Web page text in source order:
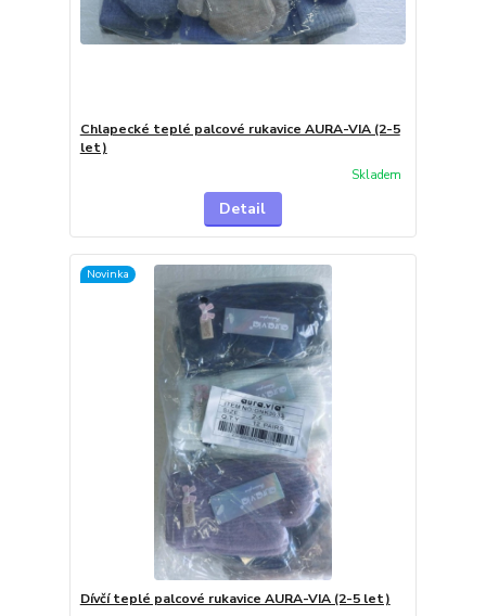
Chlapecké teplé palcové rukavice AURA-VIA (2-5
let)
Skladem
Detail
Novinka
Dívčí teplé palcové rukavice AURA-VIA (2-5 let)